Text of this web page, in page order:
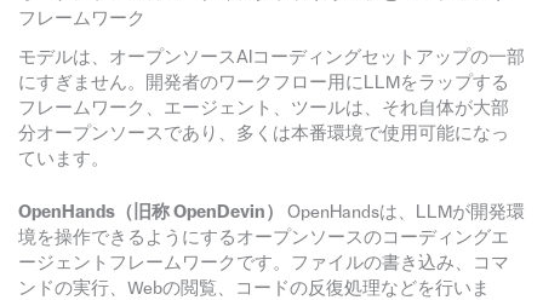
フレームワーク
モデルは、オープンソースAIコーディングセットアップの一部
にすぎません。開発者のワークフロー用にLLMをラップする
フレームワーク、エージェント、ツールは、それ自体が大部
分オープンソースであり、多くは本番環境で使用可能になっ
ています。
OpenHands（旧称 OpenDevin）
OpenHandsは、LLMが開発環
境を操作できるようにするオープンソースのコーディングエ
ージェントフレームワークです。ファイルの書き込み、コマ
ンドの実行、Webの閲覧、コードの反復処理などを行いま